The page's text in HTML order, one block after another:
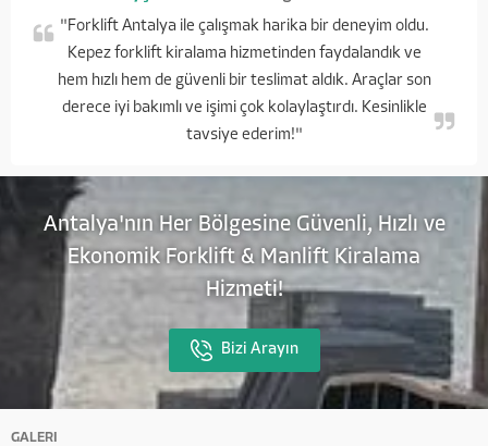
"Forklift Antalya ile çalışmak harika bir deneyim oldu.
Kepez forklift kiralama hizmetinden faydalandık ve
hem hızlı hem de güvenli bir teslimat aldık. Araçlar son
derece iyi bakımlı ve işimi çok kolaylaştırdı. Kesinlikle
tavsiye ederim!"
Antalya'nın Her Bölgesine Güvenli, Hızlı ve
Ekonomik Forklift & Manlift Kiralama
Hizmeti!
Bizi Arayın
GALERİ